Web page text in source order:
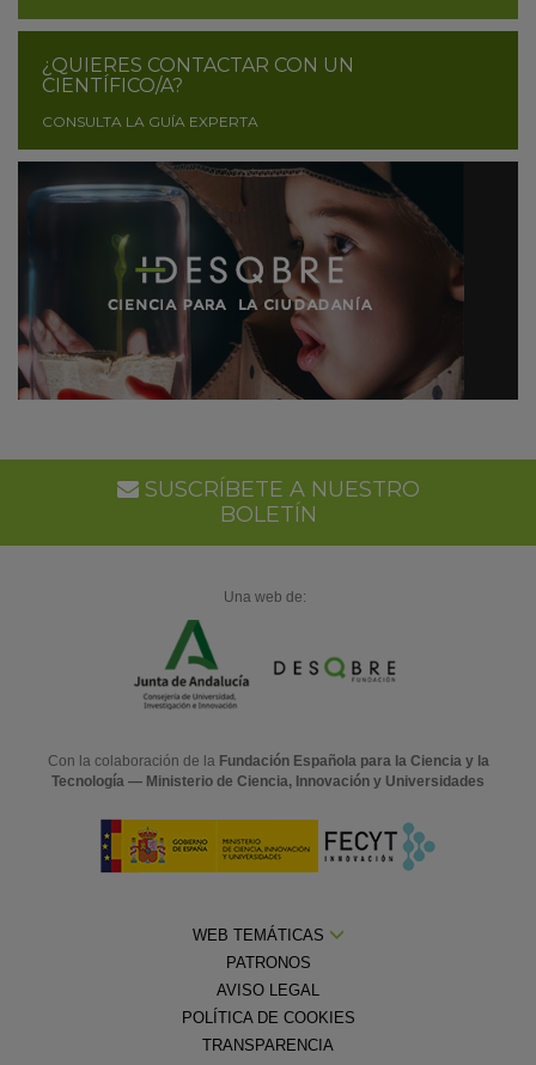
¿QUIERES CONTACTAR CON UN
CIENTÍFICO/A?
CONSULTA LA GUÍA EXPERTA
SUSCRÍBETE A NUESTRO
BOLETÍN
Una web de:
Con la colaboración de la Fundación Española para la Ciencia y la
Tecnología — Ministerio de Ciencia, Innovación y Universidades
WEB TEMÁTICAS
PATRONOS
AVISO LEGAL
POLÍTICA DE COOKIES
TRANSPARENCIA